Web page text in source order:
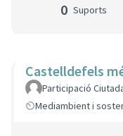
0 Suports
Castelldefels
Participació
Mediambient i